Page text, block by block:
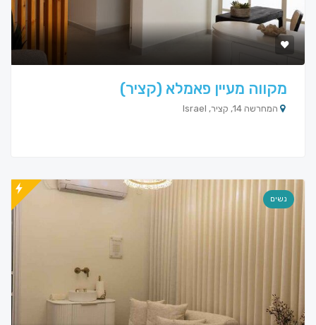
מקווה מעיין פאמלא (קציר)
המחרשה 14, קציר, Israel
נשים